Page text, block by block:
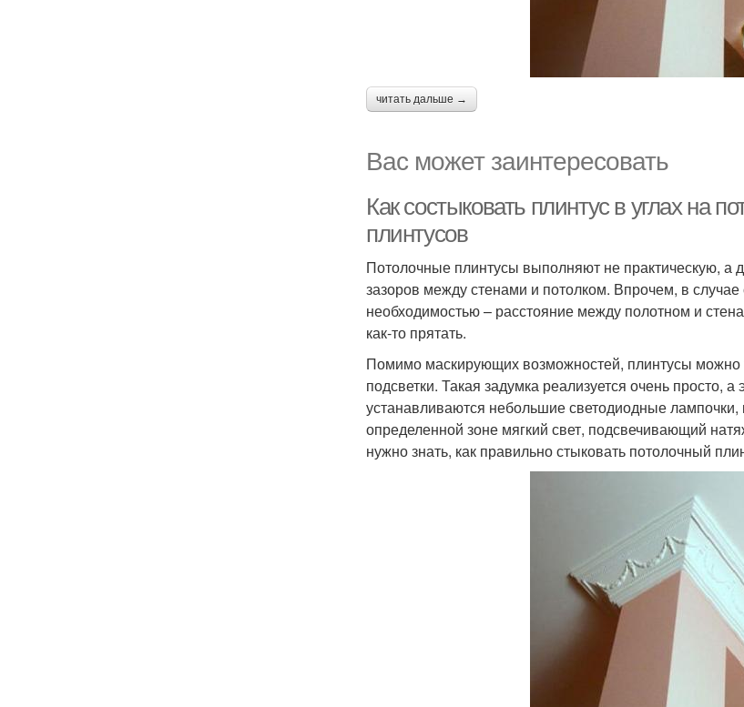
читать дальше →
Вас может заинтересовать
Как состыковать плинтус в углах на
плинтусов
Потолочные плинтусы выполняют не практическую, а
зазоров между стенами и потолком. Впрочем, в
необходимостью – расстояние между полотном и
как-то прятать.
Помимо маскирующих возможностей, плинтусы можно
подсветки. Такая задумка реализуется очень просто,
устанавливаются небольшие светодиодные
определенной зоне мягкий свет, подсвечивающий
нужно знать, как правильно стыковать потолочный